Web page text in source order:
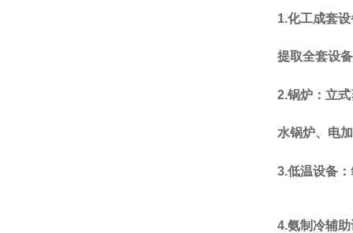
1.化工成套
提取全套设备
2.锅炉：立
水锅炉、电
3.低温设备
4.氨制冷辅